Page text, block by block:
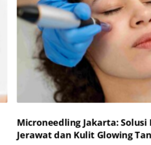
Microneedling Jakarta: Solusi
Jerawat dan Kulit Glowing